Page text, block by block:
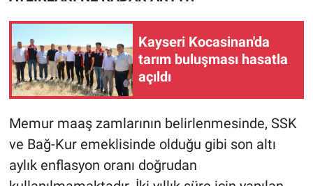
Kayseri Kocasinan'da
tarım buluşması hasatla
açıldı
Memur maaş zamlarının belirlenmesinde, SSK
ve Bağ-Kur emeklisinde olduğu gibi son altı
aylık enflasyon oranı doğrudan